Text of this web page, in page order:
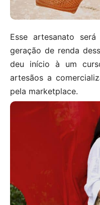
Esse artesanato
geração de renda
deu início à um
artesãos a
pela marketplace.